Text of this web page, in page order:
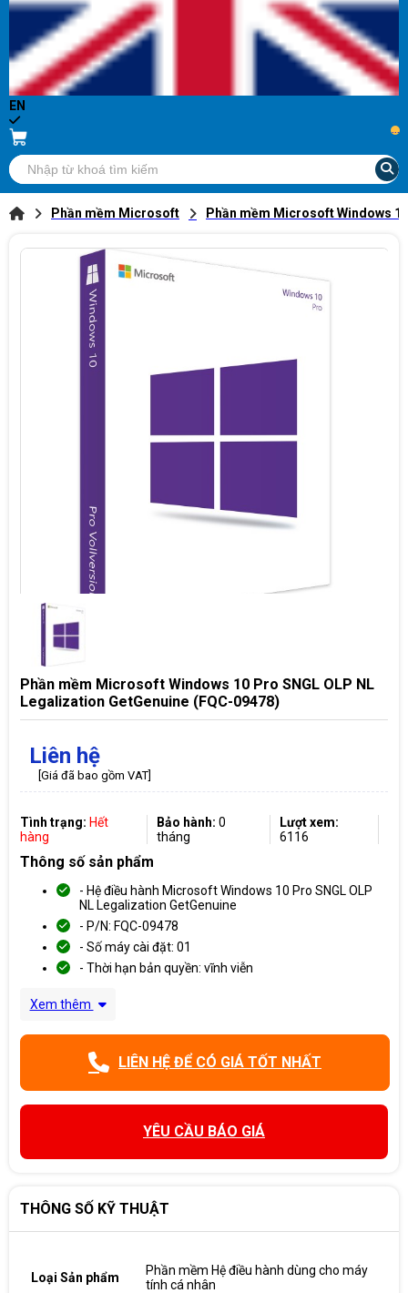
EN
...
Phần mềm Microsoft Phần mềm Microsoft Windows
Phần mềm Microsoft Windows 10 Pro SNGL OLP NL
Legalization GetGenuine (FQC-09478)
Liên hệ
[Giá đã bao gồm VAT]
Tình trạng: Hết
hàng
Bảo hành: 0
tháng
Lượt xem:
6116
Thông số sản phẩm
- Hệ điều hành Microsoft Windows 10 Pro SNGL OLP
NL Legalization GetGenuine
- P/N: FQC-09478
- Số máy cài đặt: 01
- Thời hạn bản quyền: vĩnh viễn
Xem thêm
LIÊN HỆ ĐỂ CÓ GIÁ TỐT NHẤT
YÊU CẦU BÁO GIÁ
THÔNG SỐ KỸ THUẬT
Loại Sản phẩm
Phần mềm Hệ điều hành dùng cho máy
tính cá nhân